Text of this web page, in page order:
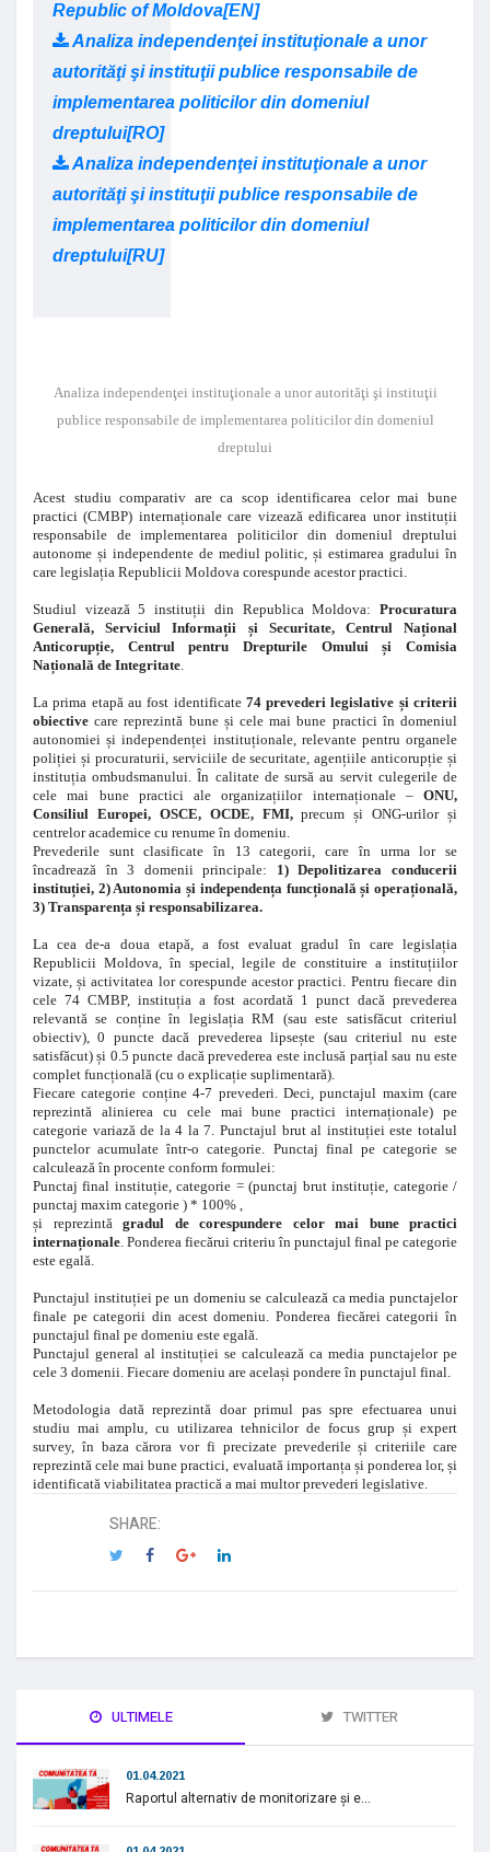
Republic of Moldova[EN]
Analiza independenţei instituţionale a unor
autorităţi şi instituţii publice responsabile de
implementarea politicilor din domeniul
dreptului[RO]
Analiza independenţei instituţionale a unor
autorităţi şi instituţii publice responsabile de
implementarea politicilor din domeniul
dreptului[RU]
Analiza independenţei instituţionale a unor autorităţi şi instituţii
publice responsabile de implementarea politicilor din domeniul
dreptului
Acest studiu comparativ are ca scop identificarea celor mai bune
practici (CMBP) internaționale care vizează edificarea unor instituții
responsabile de implementarea politicilor din domeniul dreptului
autonome și independente de mediul politic, și estimarea gradului în
care legislația Republicii Moldova corespunde acestor practici.
Studiul vizează 5 instituții din Republica Moldova:
Procuratura
Generală, Serviciul Informații și Securitate, Centrul Național
Anticorupție, Centrul pentru Drepturile Omului și Comisia
Națională de Integritate.
La prima etapă au fost identificate 74 prevederi legislative și criterii
obiective care reprezintă bune și cele mai bune practici în domeniul
autonomiei și independenței instituționale, relevante pentru organele
poliției și procuraturii, serviciile de securitate, agențiile anticorupție și
instituția ombudsmanului. În calitate de sursă au servit culegerile de
cele mai bune practici ale organizațiilor internaționale –
ONU,
Consiliul Europei, OSCE, OCDE, FMI, precum și ONG-urilor și
centrelor academice cu renume în domeniu.
Prevederile sunt clasificate în 13 categorii, care în urma lor se
încadrează în 3 domenii principale:
1) Depolitizarea conducerii
instituției, 2) Autonomia și independența funcțională și operațională,
3) Transparența și responsabilizarea.
La cea de-a doua etapă, a fost evaluat gradul în care legislația
Republicii Moldova, în special, legile de constituire a instituțiilor
vizate, și activitatea lor corespunde acestor practici. Pentru fiecare din
cele 74 CMBP, instituția a fost acordată 1 punct dacă prevederea
relevantă se conține în legislația RM (sau este satisfăcut criteriul
obiectiv), 0 puncte dacă prevederea lipsește (sau criteriul nu este
satisfăcut) și 0.5 puncte dacă prevederea este inclusă parțial sau nu este
complet funcțională (cu o explicație suplimentară).
Fiecare categorie conține 4-7 prevederi. Deci, punctajul maxim (care
reprezintă alinierea cu cele mai bune practici internaționale) pe
categorie variază de la 4 la 7. Punctajul brut al instituției este totalul
punctelor acumulate într-o categorie. Punctaj final pe categorie se
calculează în procente conform formulei:
Punctaj final instituție, categorie = (punctaj brut instituție, categorie /
punctaj maxim categorie ) * 100% ,
și reprezintă
gradul de corespundere celor mai bune practici
internaționale. Ponderea fiecărui criteriu în punctajul final pe categorie
este egală.
Punctajul instituției pe un domeniu se calculează ca media punctajelor
finale pe categorii din acest domeniu. Ponderea fiecărei categorii în
punctajul final pe domeniu este egală.
Punctajul general al instituției se calculează ca media punctajelor pe
cele 3 domenii. Fiecare domeniu are același pondere în punctajul final.
Metodologia dată reprezintă doar primul pas spre efectuarea unui
studiu mai amplu, cu utilizarea tehnicilor de focus grup și expert
survey, în baza cărora vor fi precizate prevederile și criteriile care
reprezintă cele mai bune practici, evaluată importanța și ponderea lor, și
identificată viabilitatea practică a mai multor prevederi legislative.
SHARE:
ULTIMELE TWITTER
01.04.2021
Raportul alternativ de monitorizare și e...